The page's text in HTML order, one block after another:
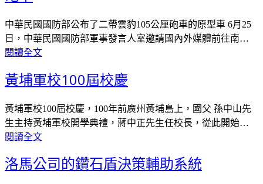
中華民國國防部公布了二帶雲豹105公厘砲車的原型車 6月25
日，中華民國國防部軍事發言人室邀請國內外媒體前往南…
閱讀全文
黃埔軍校100屆校慶
黃埔軍校100屆校慶，100年前廣州黃埔島上，國父 孫中山先
生主持黃埔軍校開學典禮，蔣中正先生任校長，從此開始…
閱讀全文
洛馬公司的鑽石盾決策輔助系統